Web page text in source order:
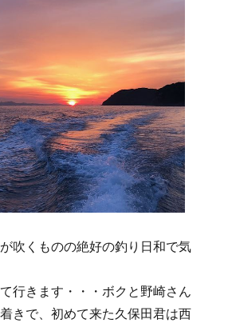
吹くものの絶好の釣り日和で気
行きます・・・ボクと野崎さん
きで、初めて来た久保田君は西